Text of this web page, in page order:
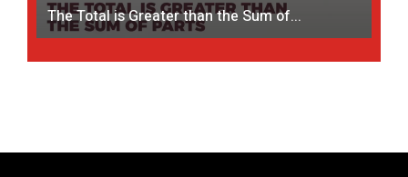
The Total is Greater than the Sum of...